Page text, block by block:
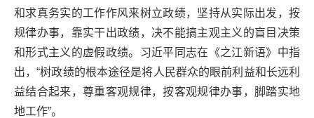
和求真务实的工作作风来树立政绩，坚持从实际出发，按
规律办事，靠实干出政绩，决不能搞主观主义的盲目决策
和形式主义的虚假政绩。习近平同志在《之江新语》中指
出，“树政绩的根本途径是将人民群众的眼前利益和长远利
益结合起来，尊重客观规律，按客观规律办事，脚踏实地
地工作”。